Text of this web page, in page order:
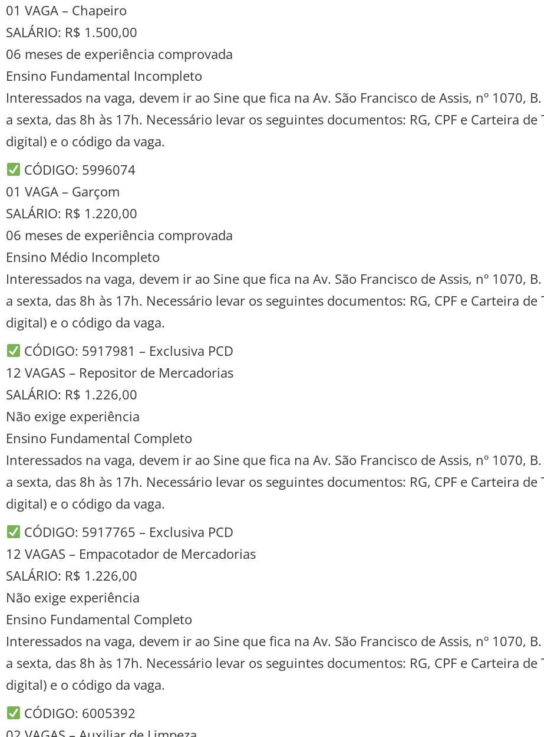
01 VAGA – Chapeiro
SALÁRIO: R$ 1.500,00
06 meses de experiência comprovada
Ensino Fundamental Incompleto
Interessados na vaga, devem ir ao Sine que fica na Av. São Francisco de Assis, nº 1070,
a sexta, das 8h às 17h. Necessário levar os seguintes documentos: RG, CPF e Carteira
digital) e o código da vaga.
CÓDIGO: 5996074
01 VAGA – Garçom
SALÁRIO: R$ 1.220,00
06 meses de experiência comprovada
Ensino Médio Incompleto
Interessados na vaga, devem ir ao Sine que fica na Av. São Francisco de Assis, nº 1070,
a sexta, das 8h às 17h. Necessário levar os seguintes documentos: RG, CPF e Carteira
digital) e o código da vaga.
CÓDIGO: 5917981 – Exclusiva PCD
12 VAGAS – Repositor de Mercadorias
SALÁRIO: R$ 1.226,00
Não exige experiência
Ensino Fundamental Completo
Interessados na vaga, devem ir ao Sine que fica na Av. São Francisco de Assis, nº 1070,
a sexta, das 8h às 17h. Necessário levar os seguintes documentos: RG, CPF e Carteira
digital) e o código da vaga.
CÓDIGO: 5917765 – Exclusiva PCD
12 VAGAS – Empacotador de Mercadorias
SALÁRIO: R$ 1.226,00
Não exige experiência
Ensino Fundamental Completo
Interessados na vaga, devem ir ao Sine que fica na Av. São Francisco de Assis, nº 1070,
a sexta, das 8h às 17h. Necessário levar os seguintes documentos: RG, CPF e Carteira
digital) e o código da vaga.
CÓDIGO: 6005392